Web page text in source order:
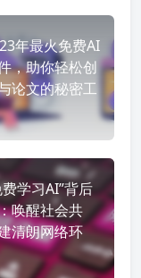
年最火免费AI
，助你轻松创
论文的秘密工
学习AI”背后
唤醒社会共
清朗网络环